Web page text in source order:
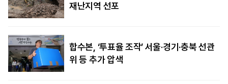
재난지역 선포
합수본, ‘투표율 조작’ 서울·경기·충북 선관
위 등 추가 압색